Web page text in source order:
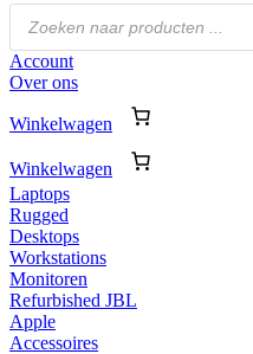
Producten
zoeken
Account
Over ons
Winkelwagen
Winkelwagen
Laptops
Rugged
Desktops
Workstations
Monitoren
Refurbished JBL
Apple
Accessoires